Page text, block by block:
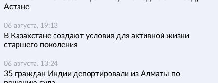
Астане
06 августа, 19:13
В Казахстане создают условия для активной жизни
старшего поколения
06 августа, 13:24
35 граждан Индии депортировали из Алматы по